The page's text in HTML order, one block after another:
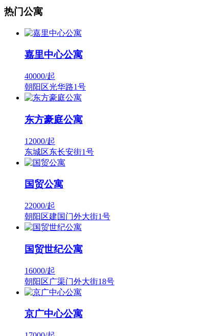
热门公寓
嘉里中心公寓
40000/起
朝阳区光华路1号
东方豪庭公寓
12000/起
东城区东长安街1号
国贸公寓
22000/起
朝阳区建国门外大街1号
国贸世纪公寓
16000/起
朝阳区广渠门外大街18号
京广中心公寓